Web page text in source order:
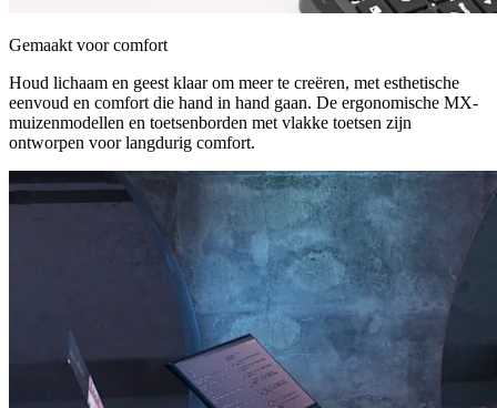
Gemaakt voor comfort
Houd lichaam en geest klaar om meer te creëren, met esthetische
eenvoud en comfort die hand in hand gaan. De ergonomische MX-
muizenmodellen en toetsenborden met vlakke toetsen zijn
ontworpen voor langdurig comfort.